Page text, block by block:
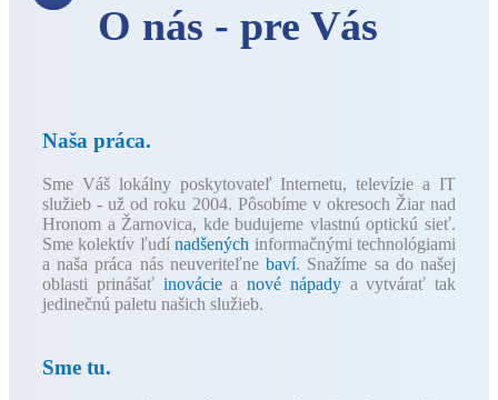
O nás - pre Vás
Naša práca.
Sme Váš lokálny poskytovateľ Internetu, televízie a IT
služieb - už od roku 2004. Pôsobíme v okresoch Žiar nad
Hronom a Žarnovica, kde budujeme vlastnú optickú sieť.
Sme kolektív ľudínadšených informačnými technológiami
a naša práca nás neuveriteľnebaví. Snažíme sa do našej
oblasti prinášať inováciea nové nápadya vytvárať tak
jedinečnú paletu našich služieb.
Sme tu.